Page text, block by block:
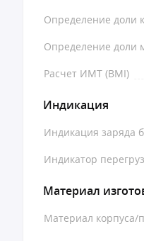
Определение доли
Определение доли
Расчет ИМТ (BMI)
Индикация
Индикация заряда
Индикатор
Материал
Материал корпуса/